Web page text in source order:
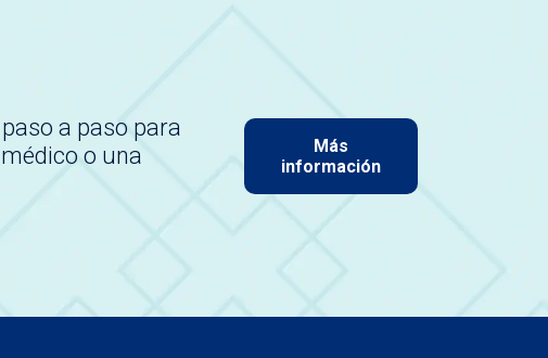
a paso para
o una
Más
información